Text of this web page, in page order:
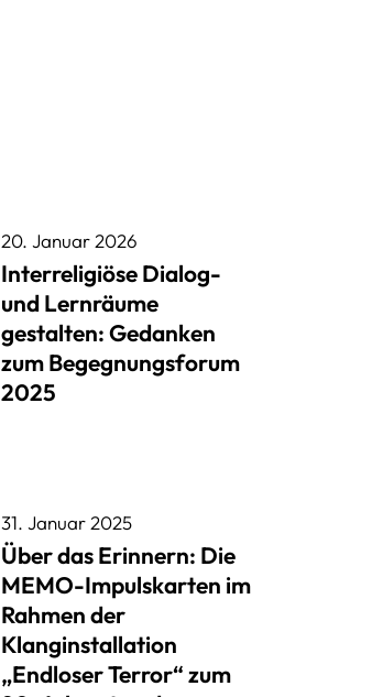
20. Januar 2026
Interreligiöse Dialog-
und Lernräume
gestalten: Gedanken
zum Begegnungsforum
2025
31. Januar 2025
Über das Erinnern: Die
MEMO-Impulskarten im
Rahmen der
Klanginstallation
„Endloser Terror“ zum